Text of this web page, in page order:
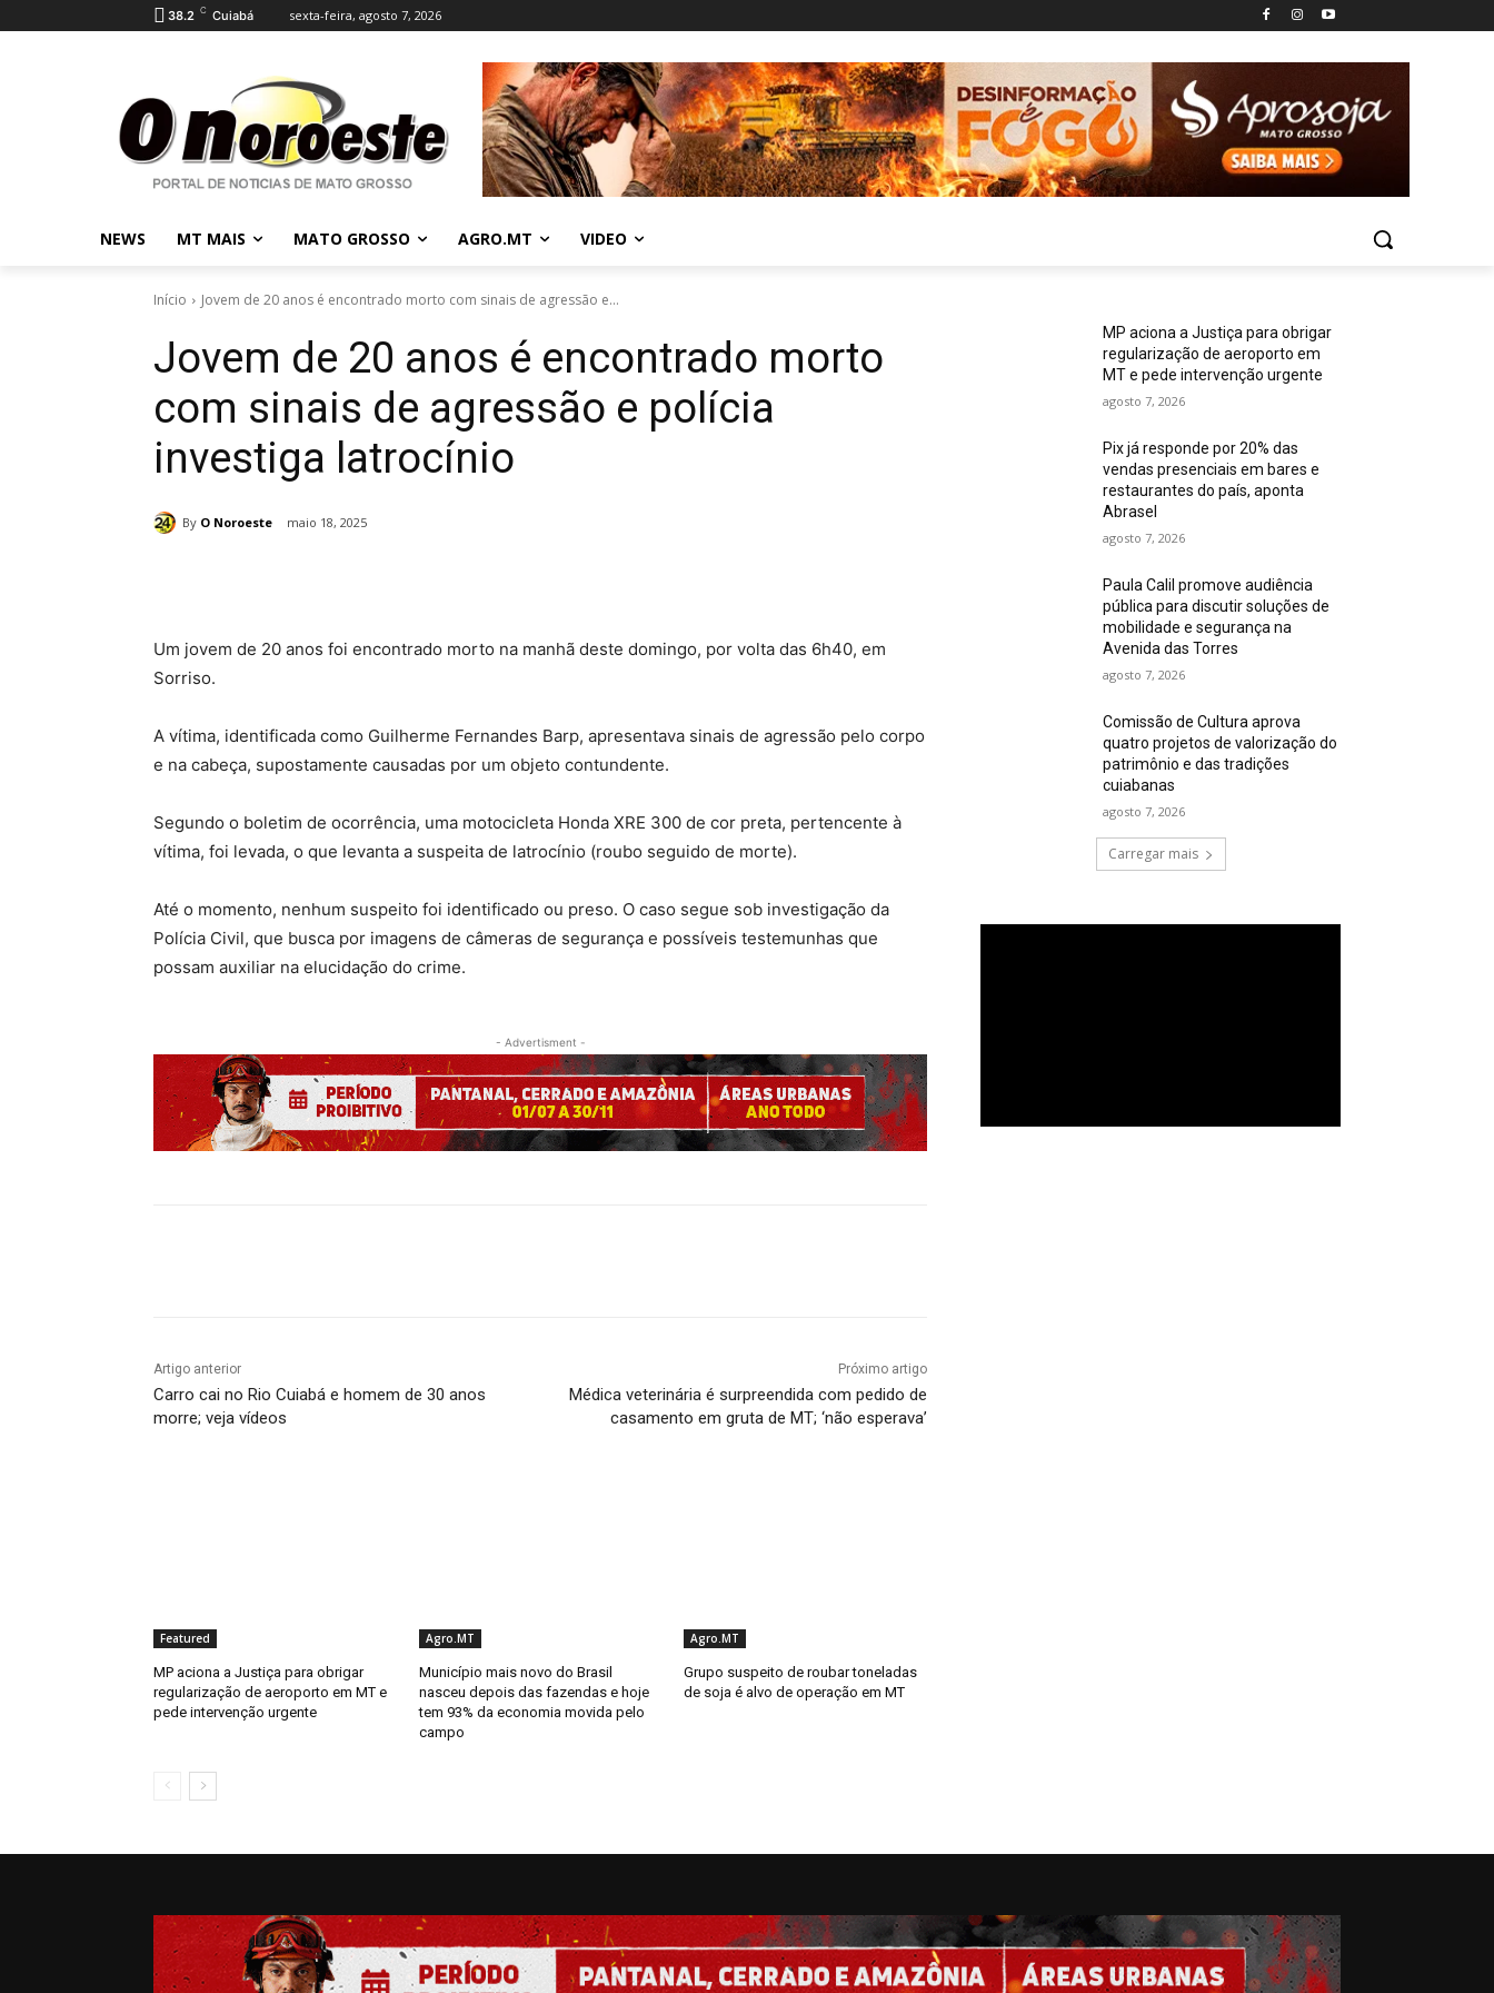
38.2 C Cuiabá sexta-feira, agosto 7, 2026
NEWS MT MAIS MATO GROSSO AGRO.MT VIDEO
Início Jovem de 20 anos é encontrado morto com sinais de agressão e...
Jovem de 20 anos é encontrado morto
com sinais de agressão e polícia
investiga latrocínio
By O Noroeste maio 18, 2025
Um jovem de 20 anos foi encontrado morto na manhã deste domingo, por volta das 6h40, em
Sorriso.
A vítima, identificada como Guilherme Fernandes Barp, apresentava sinais de agressão pelo corpo
e na cabeça, supostamente causadas por um objeto contundente.
Segundo o boletim de ocorrência, uma motocicleta Honda XRE 300 de cor preta, pertencente à
vítima, foi levada, o que levanta a suspeita de latrocínio (roubo seguido de morte).
Até o momento, nenhum suspeito foi identificado ou preso. O caso segue sob investigação da
Polícia Civil, que busca por imagens de câmeras de segurança e possíveis testemunhas que
possam auxiliar na elucidação do crime.
- Advertisment -
Artigo anterior
Carro cai no Rio Cuiabá e homem de 30 anos
morre; veja vídeos
Próximo artigo
Médica veterinária é surpreendida com pedido de
casamento em gruta de MT; ‘não esperava’
Featured
MP aciona a Justiça para obrigar
regularização de aeroporto em MT e
pede intervenção urgente
Agro.MT
Município mais novo do Brasil
nasceu depois das fazendas e hoje
tem 93% da economia movida pelo
campo
Agro.MT
Grupo suspeito de roubar toneladas
de soja é alvo de operação em MT
MP aciona a Justiça para obrigar
regularização de aeroporto em
MT e pede intervenção urgente
agosto 7, 2026
Pix já responde por 20% das
vendas presenciais em bares e
restaurantes do país, aponta
Abrasel
agosto 7, 2026
Paula Calil promove audiência
pública para discutir soluções de
mobilidade e segurança na
Avenida das Torres
agosto 7, 2026
Comissão de Cultura aprova
quatro projetos de valorização do
patrimônio e das tradições
cuiabanas
agosto 7, 2026
Carregar mais